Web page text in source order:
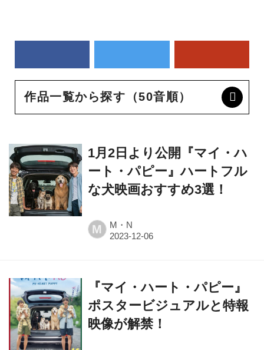
作品一覧から探す（50音順）
1月2日より公開『マイ・ハ
ート・パピー』ハートフル
な犬映画おすすめ3選！
M M・N
『マイ・ハート・パピー』
ポスタービジュアルと特報
映像が解禁！